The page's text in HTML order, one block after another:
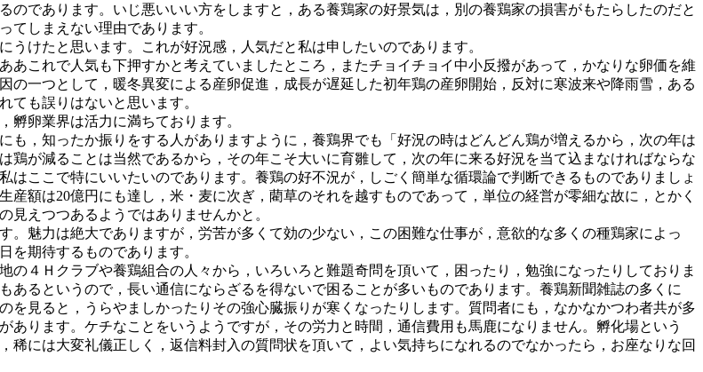
であります。いじ悪いいい方をしますと，ある養鶏家の好景気は，別の養鶏家の損害がもたらしたのだと
てしまえない理由であります。
けたと思います。これが好況感，人気だと私は申したいのであります。
これで人気も下押すかと考えていましたところ，またチョイチョイ中小反撥があって，かなりな卵価を維
一つとして，暖冬異変による産卵促進，成長が遅延した初年鶏の産卵開始，反対に寒波来や降雨雪，ある
ても誤りはないと思います。
卵業界は活力に満ちております。
，知ったか振りをする人がありますように，養鶏界でも「好況の時はどんどん鶏が増えるから，次の年は
が減ることは当然であるから，その年こそ大いに育雛して，次の年に来る好況を当て込まなければならな
ここで特にいいたいのであります。養鶏の好不況が，しごく簡単な循環論で判断できるものでありましょ
額は20億円にも達し，米・麦に次ぎ，藺草のそれを越すものであって，単位の経営が零細な故に，とかく
見えつつあるようではありませんかと。
魅力は絶大でありますが，労苦が多くて効の少ない，この困難な仕事が，意欲的な多くの種鶏家によっ
を期待するものであります。
４Ｈクラブや養鶏組合の人々から，いろいろと難題奇問を頂いて，困ったり，勉強になったりしておりま
るというので，長い通信にならざるを得ないで困ることが多いものであります。養鶏新聞雑誌の多くに
見ると，うらやましかったりその強心臓振りが寒くなったりします。質問者にも，なかなかつわ者共が多
ります。ケチなことをいうようですが，その労力と時間，通信費用も馬鹿になりません。孵化場という
には大変礼儀正しく，返信料封入の質問状を頂いて，よい気持ちになれるのでなかったら，お座なりな回